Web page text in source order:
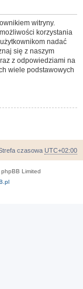
witryny.
korzystania
nadać
się z naszym
z odpowiedziami na
wiele podstawowych
czasowa UTC+02:00
Limited